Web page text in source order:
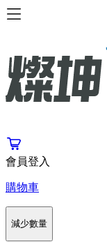
會員登入
購物車
減少數量